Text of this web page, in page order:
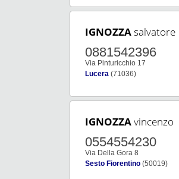
IGNOZZAsalvatore
0881542396
Via Pinturicchio 17
Lucera (71036)
IGNOZZAvincenzo
0554554230
Via Della Gora 8
Sesto Fiorentino (50019)